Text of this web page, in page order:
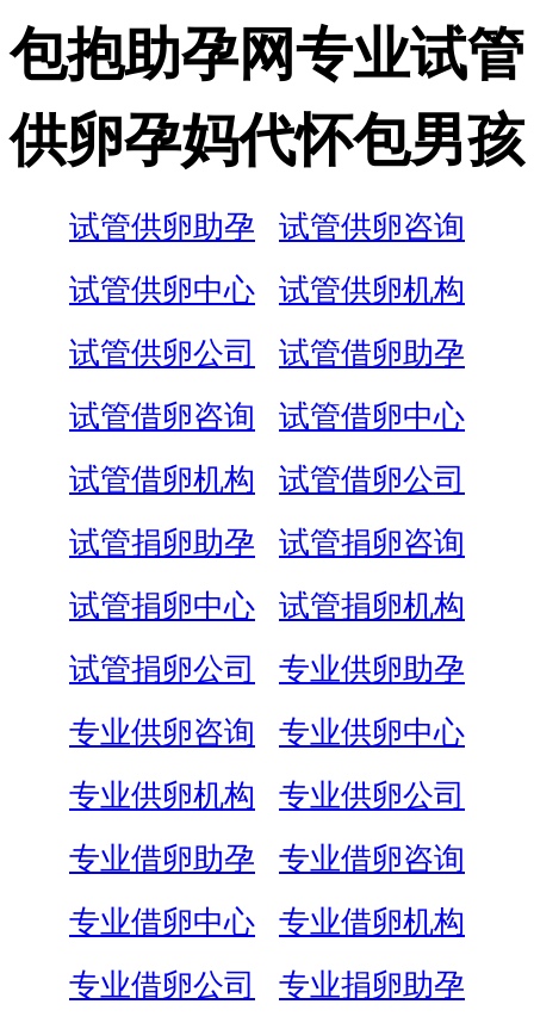
包抱助孕网专业试管
供卵孕妈代怀包男孩
试管供卵助孕
试管供卵咨询
试管供卵中心
试管供卵机构
试管供卵公司
试管借卵助孕
试管借卵咨询
试管借卵中心
试管借卵机构
试管借卵公司
试管捐卵助孕
试管捐卵咨询
试管捐卵中心
试管捐卵机构
试管捐卵公司
专业供卵助孕
专业供卵咨询
专业供卵中心
专业供卵机构
专业供卵公司
专业借卵助孕
专业借卵咨询
专业借卵中心
专业借卵机构
专业借卵公司
专业捐卵助孕